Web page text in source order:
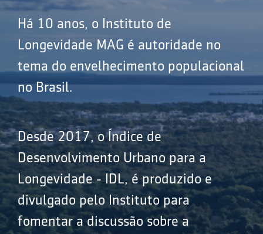
Há 10 anos, o Instituto de
Longevidade MAG é autoridade no
tema do envelhecimento populacional
no Brasil.
Desde 2017, o Índice de
Desenvolvimento Urbano para a
Longevidade - IDL, é produzido e
divulgado pelo Instituto para
fomentar a discussão sobre a